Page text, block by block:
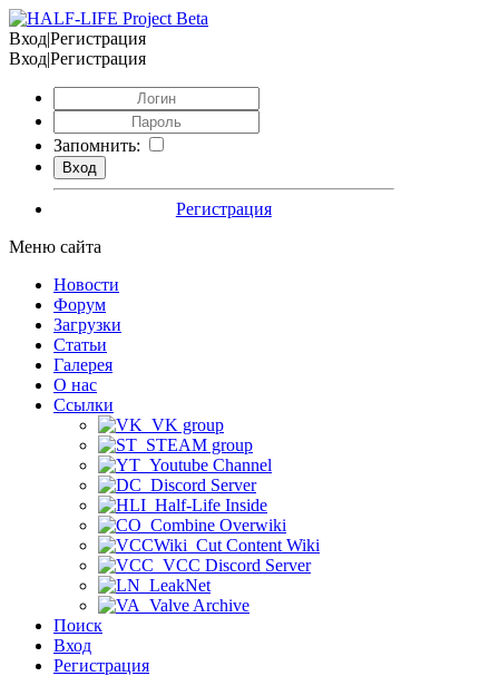
Вход|Регистрация
Вход|Регистрация
Запомнить:
Регистрация
Меню сайта
Новости
Форум
Загрузки
Статьи
Галерея
О нас
Ссылки
VK group
STEAM group
Youtube Channel
Discord Server
Half-Life Inside
Combine Overwiki
Cut Content Wiki
VCC Discord Server
LeakNet
Valve Archive
Поиск
Вход
Регистрация